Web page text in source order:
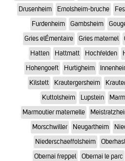
Drusenheim
Ernolsheim-bruche
Furdenheim
Gambsheim
Gries elÉmentaire
Gries maternel
Hatten
Hattmatt Hochfelden
Hohengoeft
Hurtigheim
Kilstett
Krautergersheim
Kuttolsheim
Lupstein
Marmoutier maternelle
Morschwiller
Neugartheim
Niederschaeffolsheim
Obernai freppel
Obernai le parc